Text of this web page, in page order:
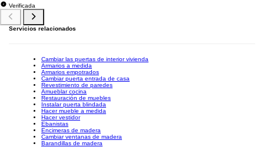
Verificada
Servicios relacionados
Cambiar las puertas de interior vivienda
Armarios a medida
Armarios empotrados
Cambiar puerta entrada de casa
Revestimiento de paredes
Amueblar cocina
Restauración de muebles
Instalar puerta blindada
Hacer mueble a medida
Hacer vestidor
Ebanistas
Encimeras de madera
Cambiar ventanas de madera
Barandillas de madera